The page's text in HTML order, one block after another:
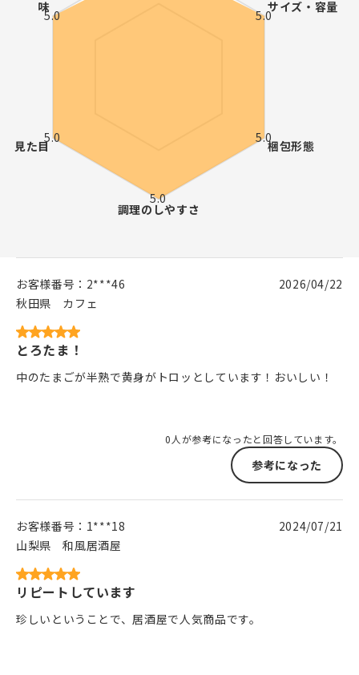
お客様番号： 2***46
秋田県
カフェ
2026/04/22
とろたま！
中のたまごが半熟で黄身がトロッとしています！おいしい！
0人が参考になったと回答しています。
参考になった
お客様番号： 1***18
山梨県
和風居酒屋
2024/07/21
リピートしています
珍しいということで、居酒屋で人気商品です。